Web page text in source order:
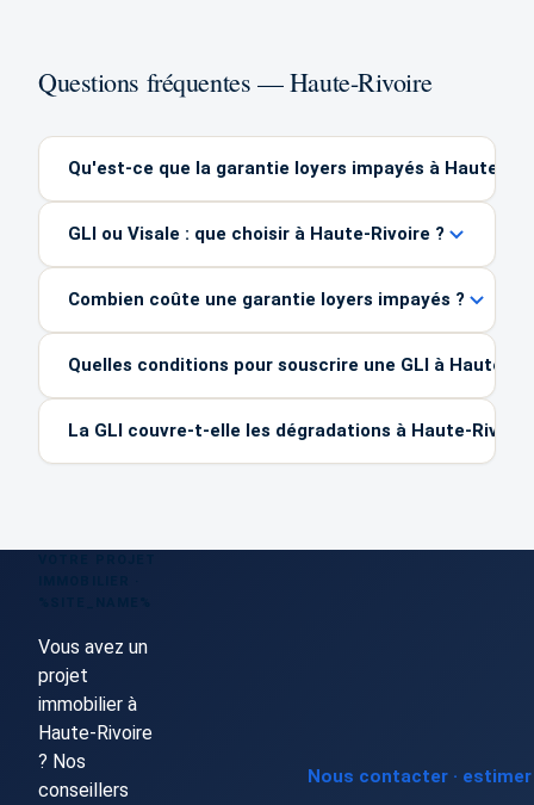
Questions fréquentes — Haute-Rivoire
Qu'est-ce que la garantie loyers impayés à Haute-
GLI ou Visale : que choisir à Haute-Rivoire ?
Combien coûte une garantie loyers impayés ?
Quelles conditions pour souscrire une GLI à Haute-
La GLI couvre-t-elle les dégradations à Haute-Rivoire
Vous avez un
projet
immobilier à
Haute-Rivoire
? Nos
conseillers
Nous contacter ·